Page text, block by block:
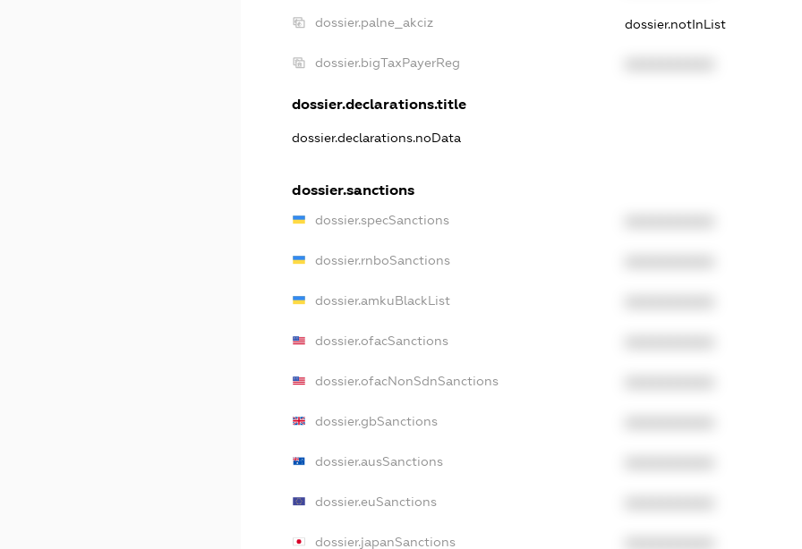
dossier.palne_akciz dossier.notInList
dossier.bigTaxPayerReg
dossier.declarations.title
dossier.declarations.noData
dossier.sanctions
dossier.specSanctions
dossier.rnboSanctions
dossier.amkuBlackList
dossier.ofacSanctions
dossier.ofacNonSdnSanctions
dossier.gbSanctions
dossier.ausSanctions
dossier.euSanctions
dossier.japanSanctions